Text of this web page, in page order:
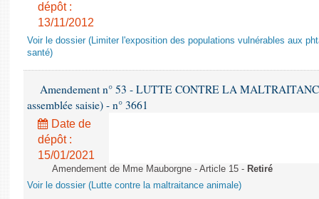
dépôt :
13/11/2012
Voir le dossier (Limiter l'exposition des populations vulnérables aux
santé)
Amendement n° 53 - LUTTE CONTRE LA
assemblée saisie) - n° 3661
Date de
dépôt :
15/01/2021
Amendement de Mme Mauborgne - Article 15 - Retiré
Voir le dossier (Lutte contre la maltraitance animale)